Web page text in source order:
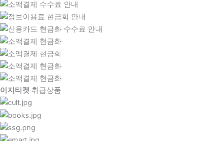
이지티켓 취급상품